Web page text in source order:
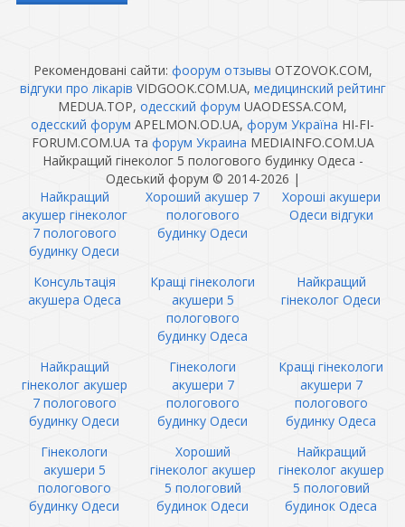
Рекомендовані сайти: фоорум отзывы OTZOVOK.COM,
відгуки про лікарів VIDGOOK.COM.UA, медицинский рейтинг
MEDUA.TOP, одесский форум UAODESSA.COM,
одесский форум APELMON.OD.UA, форум Україна HI-FI-
FORUM.COM.UA та форум Украина MEDIAINFO.COM.UA
Найкращий гінеколог 5 пологового будинку Одеса -
Одеський форум © 2014-2026 |
Найкращий
акушер гінеколог
7 пологового
будинку Одеси
Хороший акушер 7
пологового
будинку Одеси
Хороші акушери
Одеси відгуки
Консультація
акушера Одеса
Кращі гінекологи
акушери 5
пологового
будинку Одеса
Найкращий
гінеколог Одеси
Найкращий
гінеколог акушер
7 пологового
будинку Одеси
Гінекологи
акушери 7
пологового
будинку Одеси
Кращі гінекологи
акушери 7
пологового
будинку Одеса
Гінекологи
акушери 5
пологового
будинку Одеси
Хороший
гінеколог акушер
5 пологовий
будинок Одеси
Найкращий
гінеколог акушер
5 пологовий
будинок Одеса